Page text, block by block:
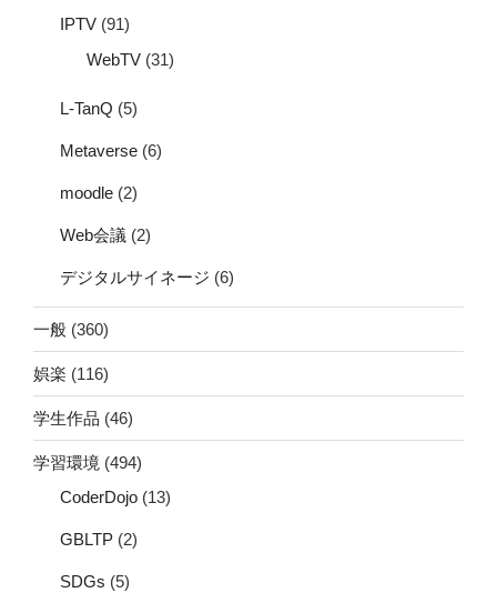
IPTV (91)
WebTV (31)
L-TanQ (5)
Metaverse (6)
moodle (2)
Web会議 (2)
デジタルサイネージ (6)
一般 (360)
娯楽 (116)
学生作品 (46)
学習環境 (494)
CoderDojo (13)
GBLTP (2)
SDGs (5)